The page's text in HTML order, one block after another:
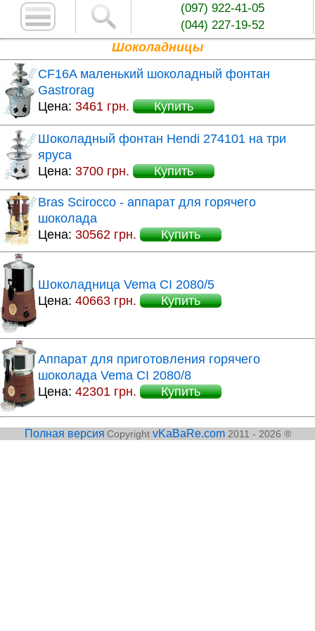
(097) 922-41-05
(044) 227-19-52
Шоколадницы
CF16A маленький шоколадный фонтан
Gastrorag
Цена: 3461 грн. Купить
Шоколадный фонтан Hendi 274101 на три
яруса
Цена: 3700 грн. Купить
Bras Scirocco - аппарат для горячего
шоколада
Цена: 30562 грн. Купить
Шоколадница Vema CI 2080/5
Цена: 40663 грн. Купить
Аппарат для приготовления горячего
шоколада Vema CI 2080/8
Цена: 42301 грн. Купить
Полная версия Copyright vKaBaRe.com2011 - 2026 ®